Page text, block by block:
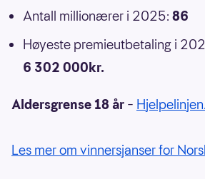
Antall millionærer i 2025: 86
Høyeste premieutbetaling i
6 302 000kr.
Aldersgrense 18 år –
Les mer om vinnersjanser for